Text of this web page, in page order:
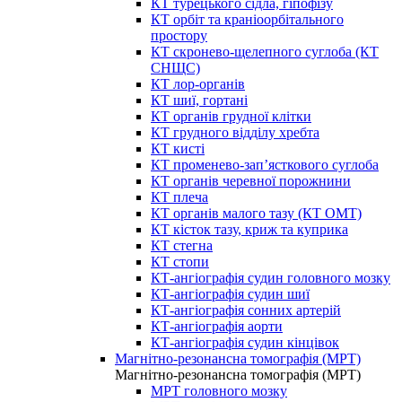
КТ турецького сідла, гіпофізу
КТ орбіт та краніоорбітального
простору
КТ скронево-щелепного суглоба (КТ
СНЩС)
КТ лор-органів
КТ шиї, гортані
КТ органів грудної клітки
КТ грудного відділу хребта
КТ кисті
КТ променево-зап’ясткового суглоба
КТ органів черевної порожнини
КТ плеча
КТ органів малого тазу (КТ ОМТ)
КТ кісток тазу, криж та куприка
КТ стегна
КТ стопи
КТ-ангіографія судин головного мозку
КТ-ангіографія судин шиї
КТ-ангіографія сонних артерій
КТ-ангіографія аорти
КТ-ангіографія судин кінцівок
Магнітно-резонансна томографія (МРТ)
Магнітно-резонансна томографія (МРТ)
МРТ головного мозку